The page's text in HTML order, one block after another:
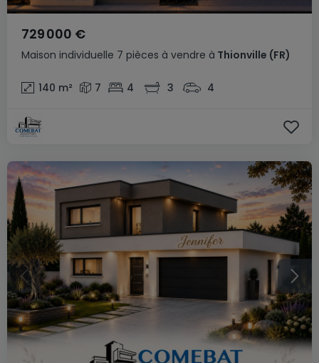
Maison individuelle 7 pièces à vendre à Thionville (FR)
729 000 €
140 m² 7 4 3 4